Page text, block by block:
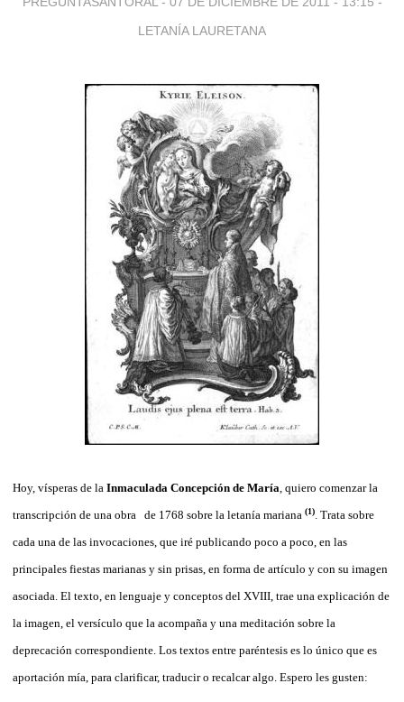
LETANÍA LAURETANA
Hoy, vísperas de la Inmaculada Concepción de María , quiero comenzar la
transcripción de una obra
de 1768 sobre la letanía mariana (1) . Trata sobre
cada una de las invocaciones, que iré publicando poco a poco, en las
principales fiestas marianas y sin prisas, en forma de artículo y con su imagen
asociada. El texto, en lenguaje y conceptos del XVIII, trae una explicación de
la imagen, el versículo que la acompaña y una meditación sobre la
deprecación correspondiente. Los textos entre paréntesis es lo único que es
aportación mía, para clarificar, traducir o recalcar algo. Espero les gusten: